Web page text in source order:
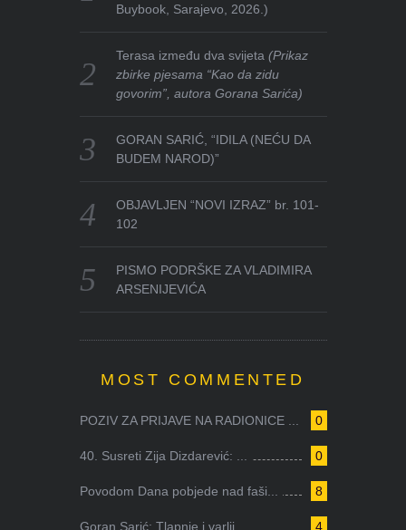
Buybook, Sarajevo, 2026.)
Terasa između dva svijeta(Prikaz
zbirke pjesama “Kao da zidu
govorim”, autora Gorana Sarića)
GORAN SARIĆ, “IDILA (NEĆU DA
BUDEM NAROD)”
OBJAVLJEN “NOVI IZRAZ” br. 101-
102
PISMO PODRŠKE ZA VLADIMIRA
ARSENIJEVIĆA
MOST COMMENTED
0
POZIV ZA PRIJAVE NA RADIONICE ...
0
40. Susreti Zija Dizdarević: ...
8
Povodom Dana pobjede nad faši...
4
Goran Sarić: Tlapnje i varlji...